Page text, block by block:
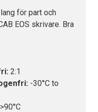
för part och
EOS skrivare. Bra
2:1
-30°C to
>90°C